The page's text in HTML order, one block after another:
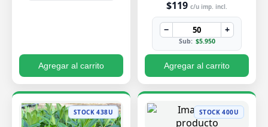
Agregar al carrito
$119 c/u imp. incl.
− +
Sub: $5.950
Agregar al carrito
STOCK 438U STOCK 400U